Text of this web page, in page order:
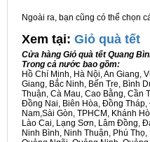
Ngoài ra, bạn cũng có thể chọn
Xem tại: Giỏ quà tết
Cửa hàng Giỏ quà tết Quang
Trong cả nước bao gồm:
Hồ Chí Minh, Hà Nội, An Giang,
Giang, Bắc Ninh, Bến Tre, Bình
Thuận, Cà Mau, Cao Bằng,
Đồng Nai, Biên Hòa, Đồng
Nam,Sài Gòn, TPHCM, Khánh
Lào Cai, Lạng Sơn, Lâm Đồng,
Ninh Bình, Ninh Thuận, Phú